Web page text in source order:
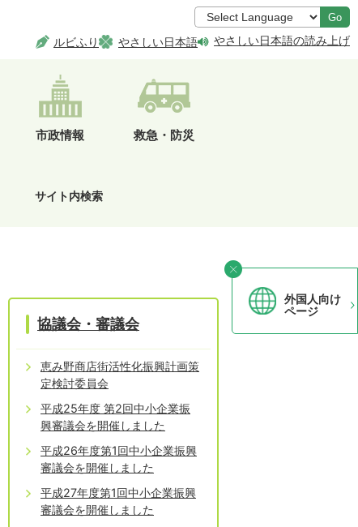
Go
ルビふり やさしい日本語 やさしい日本語の読み上げ
市政情報 救急・防災
サイト内検索
外国人向け
ページ
協議会・審議会
恵み野商店街活性化振興計画策
定検討委員会
平成25年度 第2回中小企業振
興審議会を開催しました
平成26年度第1回中小企業振興
審議会を開催しました
平成27年度第1回中小企業振興
審議会を開催しました